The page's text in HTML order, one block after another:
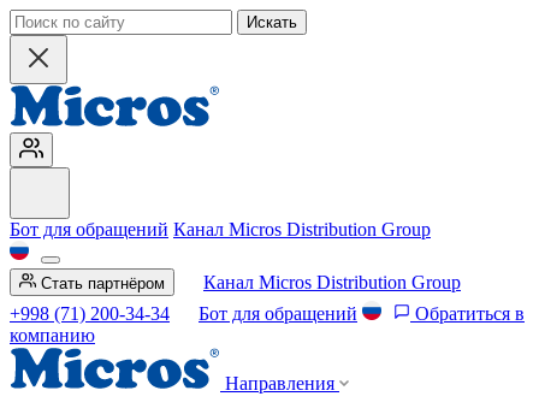
Искать
Бот для обращений Канал Micros Distribution Group
Стать партнёром
Канал Micros Distribution Group
+998 (71) 200-34-34
Бот для обращений
Обратиться в
компанию
Направления